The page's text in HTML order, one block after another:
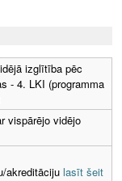
izglītība pēc
- 4. LKI (programma
vispārējo vidējo
akreditāciju lasīt šeit